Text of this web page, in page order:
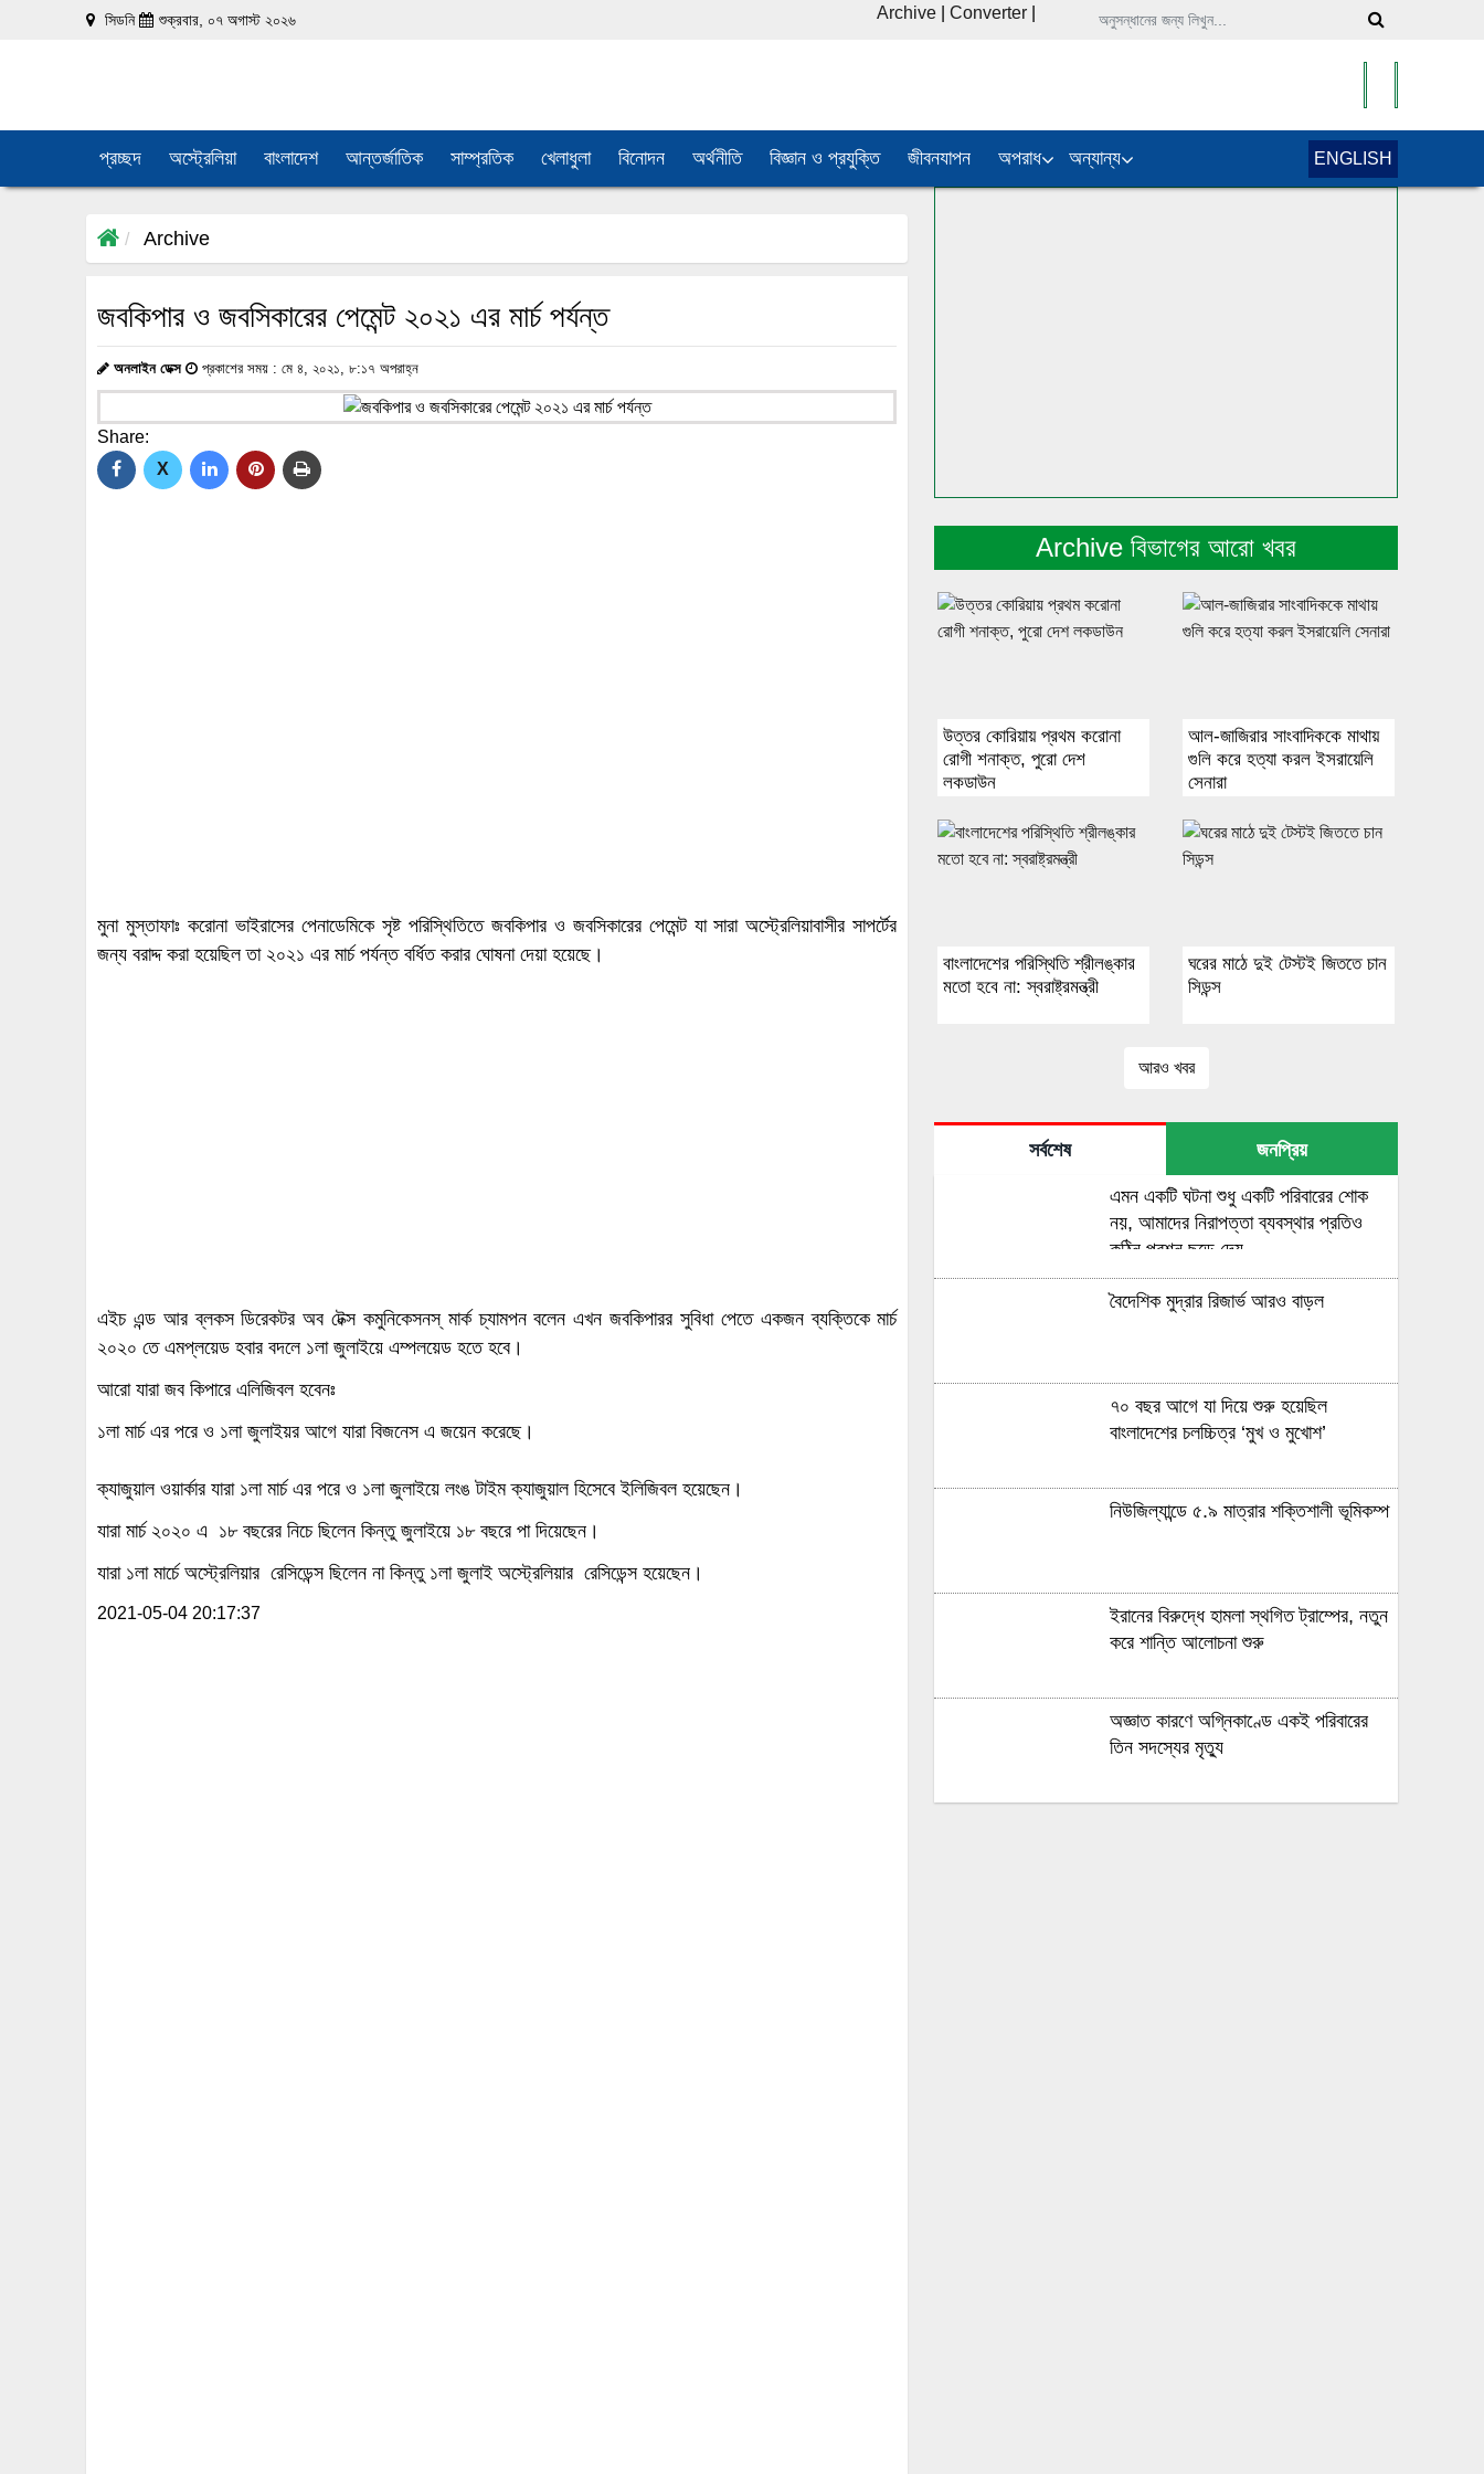
সিডনি শুক্রবার, ০৭ অগাস্ট ২০২৬ Archive Converter
প্রচ্ছদ অস্ট্রেলিয়া বাংলাদেশ আন্তর্জাতিক সাম্প্রতিক খেলাধুলা বিনোদন অর্থনীতি বিজ্ঞান ও প্রযুক্তি জীবনযাপন অপরাধ অন্যান্য ENGLISH
Archive
জবকিপার ও জবসিকারের পেমেন্ট ২০২১ এর মার্চ পর্যন্ত
অনলাইন ডেক্স প্রকাশের সময় : মে ৪, ২০২১, ৮:১৭ অপরাহ্ন
Share:
X
মুনা মুস্তাফাঃ করোনা ভাইরাসের পেনাডেমিকে সৃষ্ট পরিস্থিতিতে জবকিপার ও জবসিকারের পেমেন্ট যা সারা অস্ট্রেলিয়াবাসীর সাপর্টের
জন্য বরাদ্দ করা হয়েছিল তা ২০২১ এর মার্চ পর্যন্ত বর্ধিত করার ঘোষনা দেয়া হয়েছে।
এইচ এন্ড আর ব্লকস ডিরেকটর অব টেক্স কমুনিকেসনস্ মার্ক চ্যামপন বলেন এখন জবকিপারর সুবিধা পেতে একজন ব্যক্তিকে মার্চ
২০২০ তে এমপ্লয়েড হবার বদলে ১লা জুলাইয়ে এম্পলয়েড হতে হবে।
আরো যারা জব কিপারে এলিজিবল হবেনঃ
১লা মার্চ এর পরে ও ১লা জুলাইয়র আগে যারা বিজনেস এ জয়েন করেছে।
ক্যাজুয়াল ওয়ার্কার যারা ১লা মার্চ এর পরে ও ১লা জুলাইয়ে লংঙ টাইম ক্যাজুয়াল হিসেবে ইলিজিবল হয়েছেন।
যারা মার্চ ২০২০ এ ১৮ বছরের নিচে ছিলেন কিন্তু জুলাইয়ে ১৮ বছরে পা দিয়েছেন।
যারা ১লা মার্চে অস্ট্রেলিয়ার রেসিডেন্স ছিলেন না কিন্তু ১লা জুলাই অস্ট্রেলিয়ার রেসিডেন্স হয়েছেন।
2021-05-04 20:17:37
Archive বিভাগের আরো খবর
উত্তর কোরিয়ায় প্রথম করোনা
রোগী শনাক্ত, পুরো দেশ
লকডাউন
আল-জাজিরার সাংবাদিককে মাথায়
গুলি করে হত্যা করল ইসরায়েলি
সেনারা
বাংলাদেশের পরিস্থিতি শ্রীলঙ্কার
মতো হবে না: স্বরাষ্ট্রমন্ত্রী
ঘরের মাঠে দুই টেস্টই জিততে চান
সিডন্স
আরও খবর
সর্বশেষ জনপ্রিয়
এমন একটি ঘটনা শুধু একটি পরিবারের শোক
নয়, আমাদের নিরাপত্তা ব্যবস্থার প্রতিও
কঠিন প্রশ্ন ছুড়ে দেয়
বৈদেশিক মুদ্রার রিজার্ভ আরও বাড়ল
৭০ বছর আগে যা ‍দিয়ে শুরু হয়েছিল
বাংলাদেশের চলচ্চিত্র ‘মুখ ও মুখোশ’
নিউজিল্যান্ডে ৫.৯ মাত্রার শক্তিশালী ভূমিকম্প
ইরানের বিরুদ্ধে হামলা স্থগিত ট্রাম্পের, নতুন
করে শান্তি আলোচনা শুরু
অজ্ঞাত কারণে অগ্নিকাণ্ডে একই পরিবারের
তিন সদস্যের মৃত্যু